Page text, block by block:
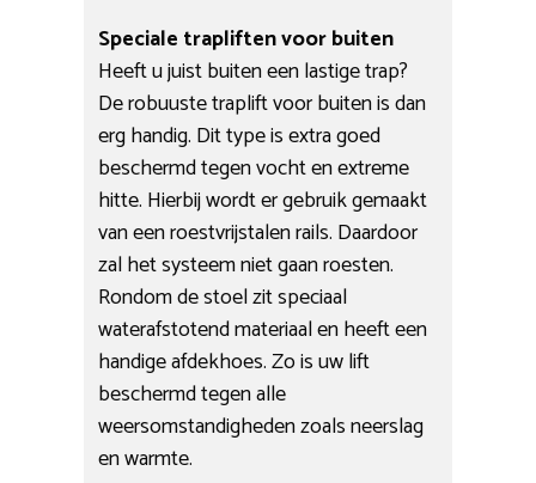
Speciale trapliften voor buiten
Heeft u juist buiten een lastige trap?
De robuuste traplift voor buiten is dan
erg handig. Dit type is extra goed
beschermd tegen vocht en extreme
hitte. Hierbij wordt er gebruik gemaakt
van een roestvrijstalen rails. Daardoor
zal het systeem niet gaan roesten.
Rondom de stoel zit speciaal
waterafstotend materiaal en heeft een
handige afdekhoes. Zo is uw lift
beschermd tegen alle
weersomstandigheden zoals neerslag
en warmte.